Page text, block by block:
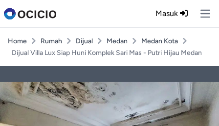
Masuk
Home Rumah Dijual Medan
Medan Kota
Dijual Villa Lux Siap Huni Komplek Sari Mas - Putri Hijau Medan